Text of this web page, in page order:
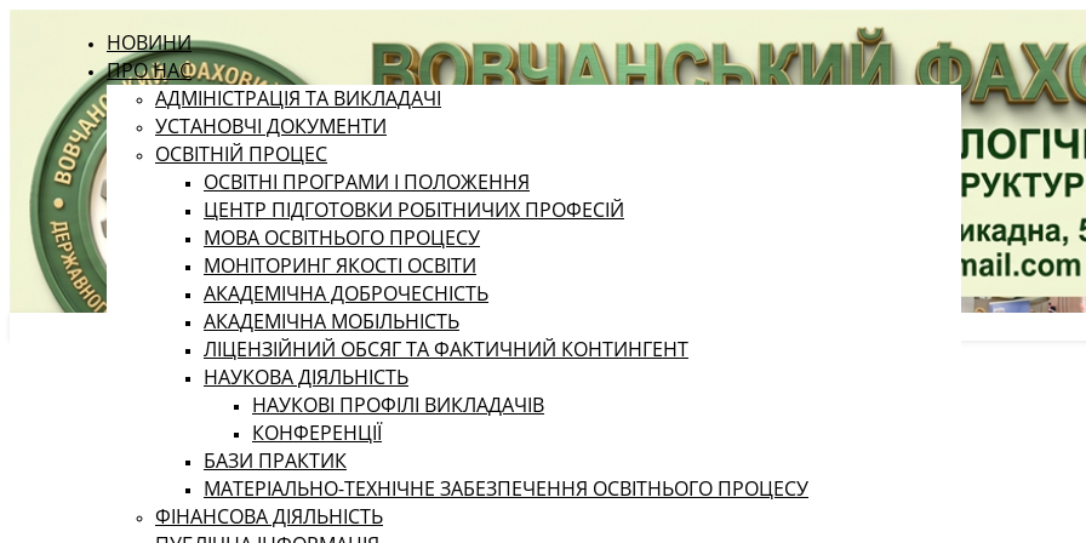
НОВИНИ
ПРО НАС
АДМІНІСТРАЦІЯ ТА ВИКЛАДАЧІ
УСТАНОВЧІ ДОКУМЕНТИ
ОСВІТНІЙ ПРОЦЕС
ОСВІТНІ ПРОГРАМИ І ПОЛОЖЕННЯ
ЦЕНТР ПІДГОТОВКИ РОБІТНИЧИХ ПРОФЕСІЙ
МОВА ОСВІТНЬОГО ПРОЦЕСУ
МОНІТОРИНГ ЯКОСТІ ОСВІТИ
АКАДЕМІЧНА ДОБРОЧЕСНІСТЬ
АКАДЕМІЧНА МОБІЛЬНІСТЬ
ЛІЦЕНЗІЙНИЙ ОБСЯГ ТА ФАКТИЧНИЙ КОНТИНГЕНТ
НАУКОВА ДІЯЛЬНІСТЬ
НАУКОВІ ПРОФІЛІ ВИКЛАДАЧІВ
КОНФЕРЕНЦІЇ
БАЗИ ПРАКТИК
МАТЕРІАЛЬНО-ТЕХНІЧНЕ ЗАБЕЗПЕЧЕННЯ ОСВІТНЬОГО ПРОЦЕСУ
ФІНАНСОВА ДІЯЛЬНІСТЬ